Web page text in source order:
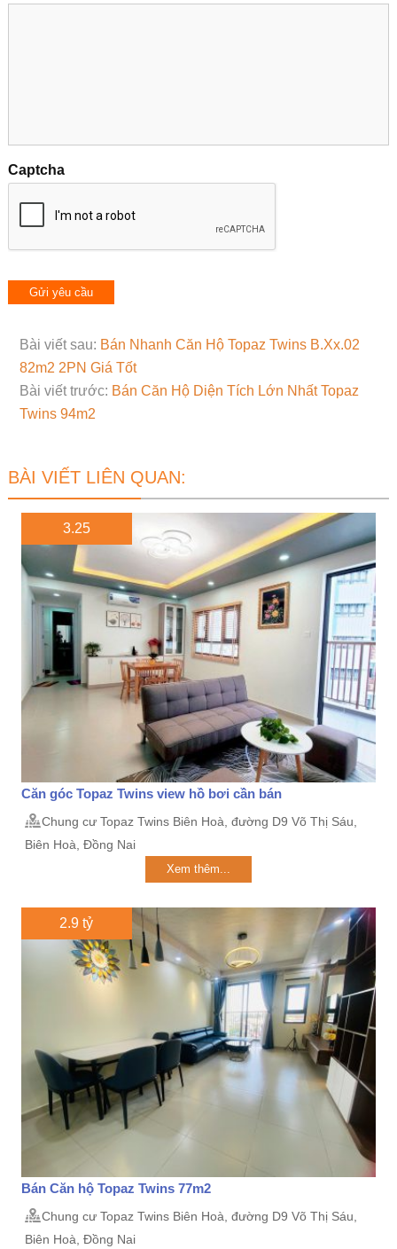
Captcha
Bài viết sau: Bán Nhanh Căn Hộ Topaz Twins B.Xx.02
82m2 2PN Giá Tốt
Bài viết trước: Bán Căn Hộ Diện Tích Lớn Nhất Topaz
Twins 94m2
BÀI VIẾT LIÊN QUAN:
3.25
Căn góc Topaz Twins view hồ bơi cần bán
Chung cư Topaz Twins Biên Hoà, đường D9 Võ Thị Sáu,
Biên Hoà, Đồng Nai
Xem thêm...
2.9 tỷ
Bán Căn hộ Topaz Twins 77m2
Chung cư Topaz Twins Biên Hoà, đường D9 Võ Thị Sáu,
Biên Hoà, Đồng Nai